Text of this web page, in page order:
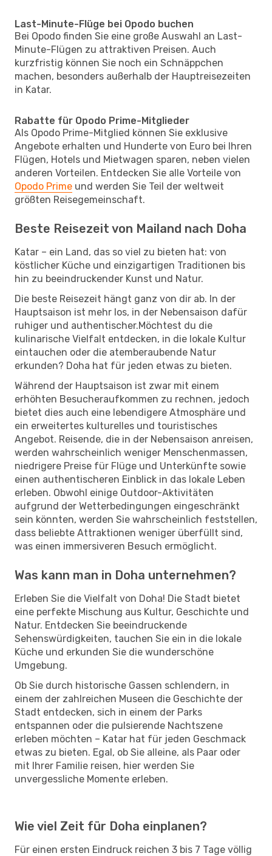
Last-Minute-Flüge bei Opodo buchen
Bei Opodo finden Sie eine große Auswahl an Last-
Minute-Flügen zu attraktiven Preisen. Auch
kurzfristig können Sie noch ein Schnäppchen
machen, besonders außerhalb der Hauptreisezeiten
in Katar.
Rabatte für Opodo Prime-Mitglieder
Als Opodo Prime-Mitglied können Sie exklusive
Angebote erhalten und Hunderte von Euro bei Ihren
Flügen, Hotels und Mietwagen sparen, neben vielen
anderen Vorteilen. Entdecken Sie alle Vorteile von
Opodo Prime und werden Sie Teil der weltweit
größten Reisegemeinschaft.
Beste Reisezeit von Mailand nach Doha
Katar – ein Land, das so viel zu bieten hat: von
köstlicher Küche und einzigartigen Traditionen bis
hin zu beeindruckender Kunst und Natur.
Die beste Reisezeit hängt ganz von dir ab. In der
Hauptsaison ist mehr los, in der Nebensaison dafür
ruhiger und authentischer.Möchtest du die
kulinarische Vielfalt entdecken, in die lokale Kultur
eintauchen oder die atemberaubende Natur
erkunden? Doha hat für jeden etwas zu bieten.
Während der Hauptsaison ist zwar mit einem
erhöhten Besucheraufkommen zu rechnen, jedoch
bietet dies auch eine lebendigere Atmosphäre und
ein erweitertes kulturelles und touristisches
Angebot. Reisende, die in der Nebensaison anreisen,
werden wahrscheinlich weniger Menschenmassen,
niedrigere Preise für Flüge und Unterkünfte sowie
einen authentischeren Einblick in das lokale Leben
erleben. Obwohl einige Outdoor-Aktivitäten
aufgrund der Wetterbedingungen eingeschränkt
sein könnten, werden Sie wahrscheinlich feststellen,
dass beliebte Attraktionen weniger überfüllt sind,
was einen immersiveren Besuch ermöglicht.
Was kann man in Doha unternehmen?
Erleben Sie die Vielfalt von Doha! Die Stadt bietet
eine perfekte Mischung aus Kultur, Geschichte und
Natur. Entdecken Sie beeindruckende
Sehenswürdigkeiten, tauchen Sie ein in die lokale
Küche und erkunden Sie die wunderschöne
Umgebung.
Ob Sie durch historische Gassen schlendern, in
einem der zahlreichen Museen die Geschichte der
Stadt entdecken, sich in einem der Parks
entspannen oder die pulsierende Nachtszene
erleben möchten – Katar hat für jeden Geschmack
etwas zu bieten. Egal, ob Sie alleine, als Paar oder
mit Ihrer Familie reisen, hier werden Sie
unvergessliche Momente erleben.
Wie viel Zeit für Doha einplanen?
Für einen ersten Eindruck reichen 3 bis 7 Tage völlig